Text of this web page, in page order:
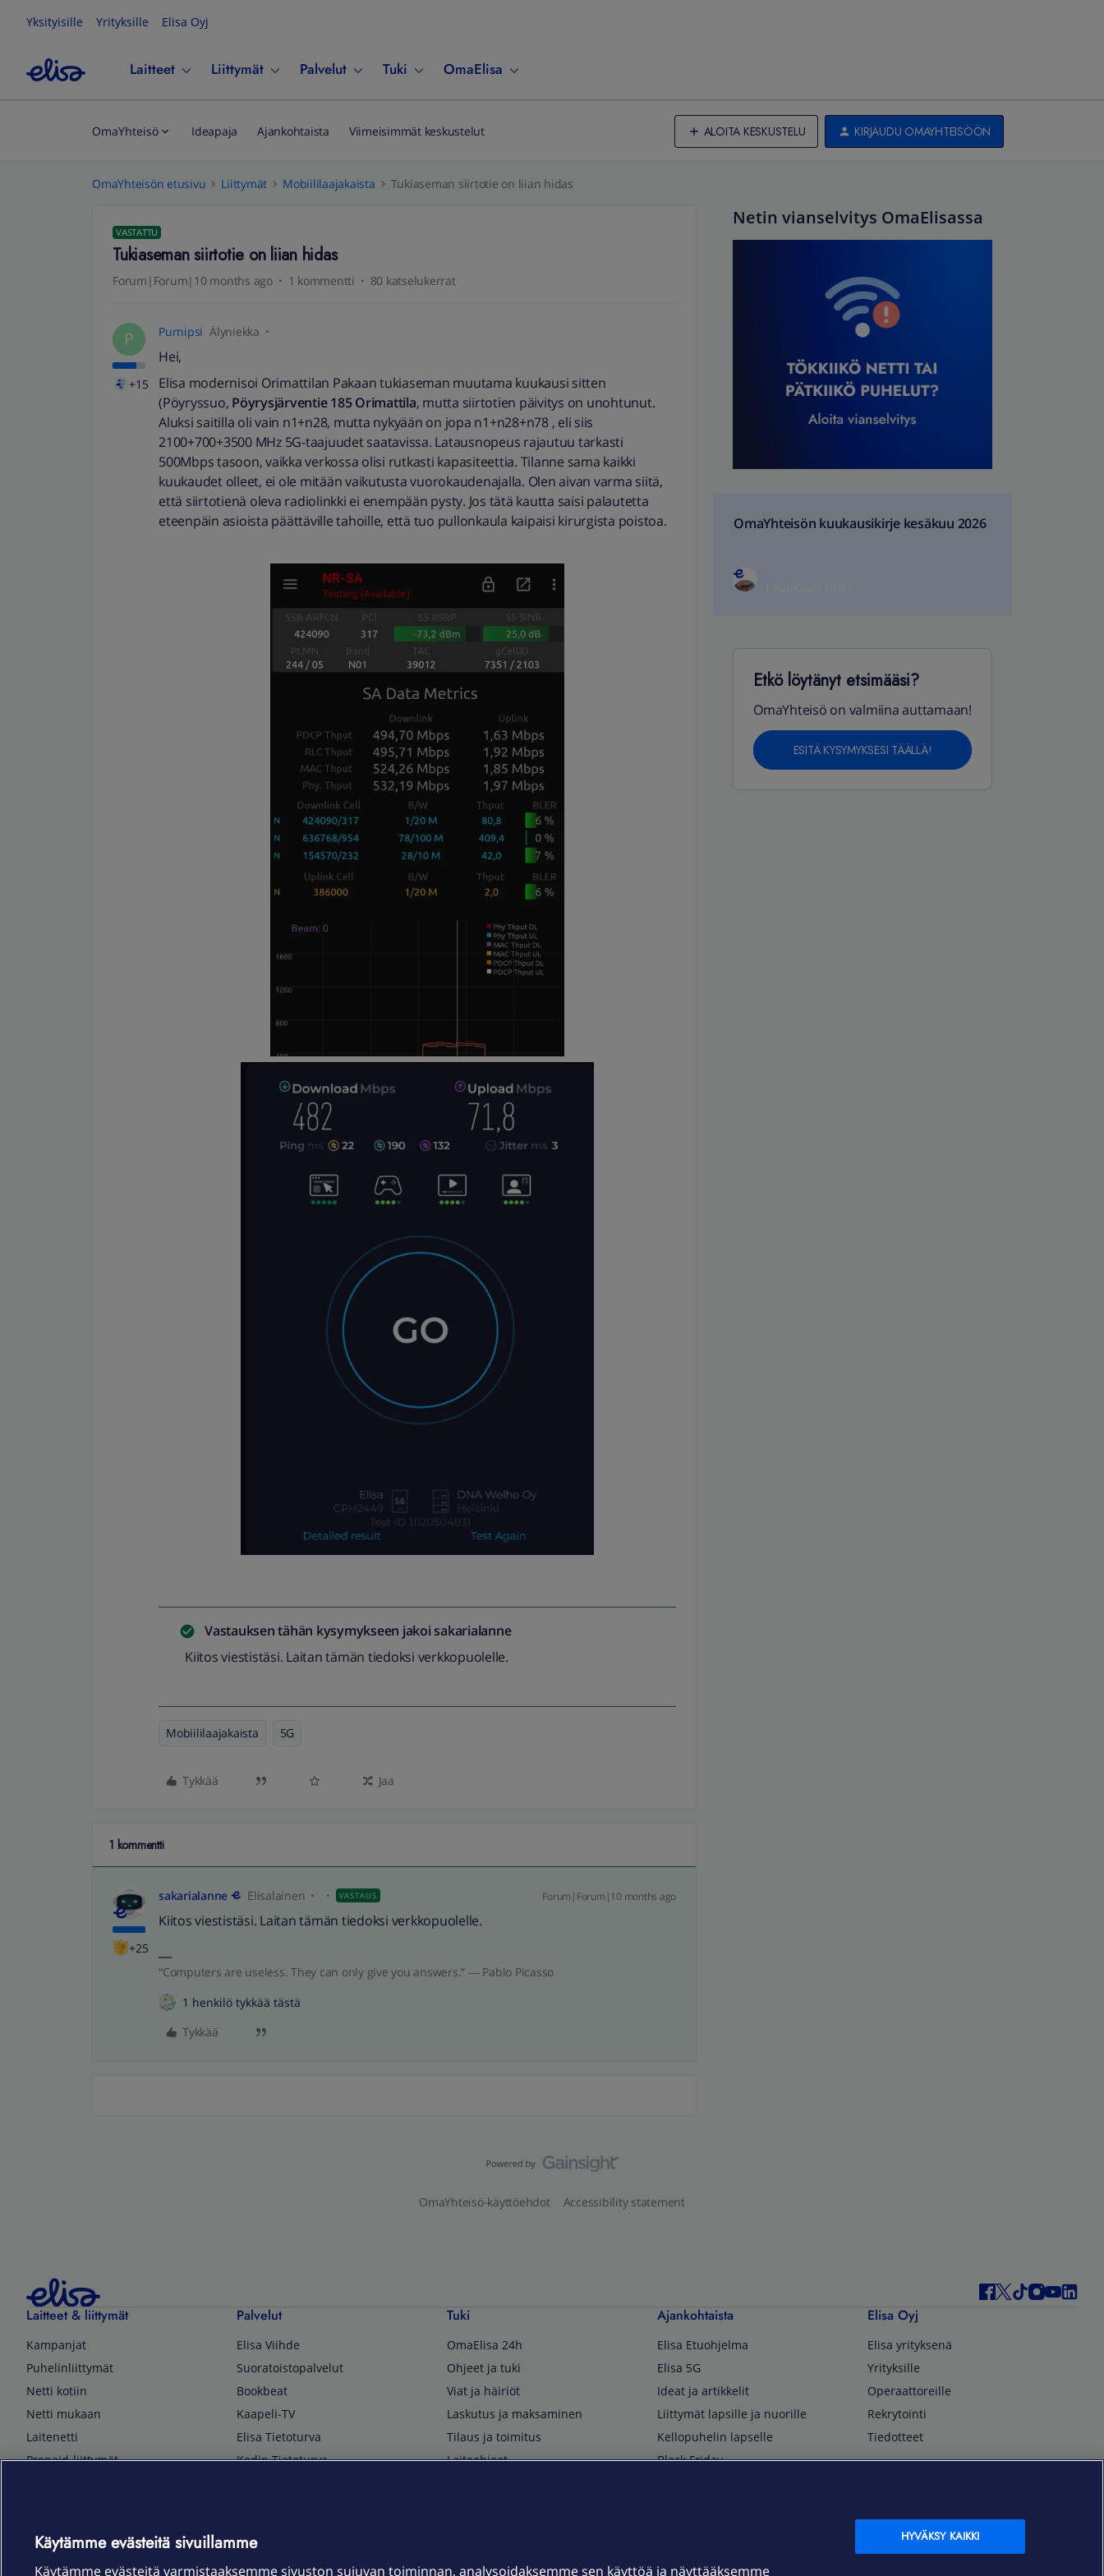
Yksityisille Yrityksille Elisa Oyj
Laitteet Liittymät Palvelut Tuki OmaElisa
OmaYhteisö Ideapaja Ajankohtaista Viimeisimmät keskustelut ALOITA KESKUSTELU KIRJAUDU OMAYHTEISÖÖN
OmaYhteisön etusivu Liittymät Mobiililaajakaista Tukiaseman siirtotie on liian hidas
VASTATTU
Tukiaseman siirtotie on liian hidas
Forum|Forum|10 months ago 1 kommentti 80 katselukerrat
P
+15
Purnipsi Älyniekka
Hei,
Elisa modernisoi Orimattilan Pakaan tukiaseman muutama kuukausi sitten
(Pöyryssuo, Pöyrysjärventie 185 Orimattila, mutta siirtotien päivitys on unohtunut.
Aluksi saitilla oli vain n1+n28, mutta nykyään on jopa n1+n28+n78 , eli siis
2100+700+3500 MHz 5G-taajuudet saatavissa. Latausnopeus rajautuu tarkasti
500Mbps tasoon, vaikka verkossa olisi rutkasti kapasiteettia. Tilanne sama kaikki
kuukaudet olleet, ei ole mitään vaikutusta vuorokaudenajalla. Olen aivan varma siitä,
että siirtotienä oleva radiolinkki ei enempään pysty. Jos tätä kautta saisi palautetta
eteenpäin asioista päättäville tahoille, että tuo pullonkaula kaipaisi kirurgista poistoa.
Vastauksen tähän kysymykseen jakoisakarialanne
Kiitos viestistäsi. Laitan tämän tiedoksi verkkopuolelle.
Mobiililaajakaista 5G
Tykkää Jaa
1 kommentti
+25
sakarialanne Elisalainen VASTAUS Forum|Forum|10 months ago
Kiitos viestistäsi. Laitan tämän tiedoksi verkkopuolelle.
“Computers are useless. They can only give you answers.” ― Pablo Picasso
1 henkilö tykkää tästä
Tykkää
Netin vianselvitys OmaElisassa
OmaYhteisön kuukausikirje kesäkuu 2026
Etkö löytänyt etsimääsi?
OmaYhteisö on valmiina auttamaan!
ESITÄ KYSYMYKSESI TÄÄLLÄ!
OmaYhteisö-käyttöehdot Accessibility statement
Laitteet & liittymät
Kampanjat
Puhelinliittymät
Netti kotiin
Netti mukaan
Laitenetti
Prepaid-liittymät
TV & audio
Palvelut
Elisa Viihde
Suoratoistopalvelut
Bookbeat
Kaapeli-TV
Elisa Tietoturva
Kodin Tietoturva
Elisa Kotiverkko
Tuki
OmaElisa 24h
Ohjeet ja tuki
Viat ja häiriöt
Laskutus ja maksaminen
Tilaus ja toimitus
Laiteohjeet
Ajankohtaista
Elisa Etuohjelma
Elisa 5G
Ideat ja artikkelit
Liittymät lapsille ja nuorille
Kellopuhelin lapselle
Black Friday
Elisa Oyj
Elisa yrityksenä
Yrityksille
Operaattoreille
Rekrytointi
Tiedotteet
OmaElisa Self Service
Moving to Finland
Käytämme evästeitä sivuillamme
Käytämme evästeitä varmistaaksemme sivuston sujuvan toiminnan, analysoidaksemme sen käyttöä ja näyttääksemme
HYVÄKSY KAIKKI